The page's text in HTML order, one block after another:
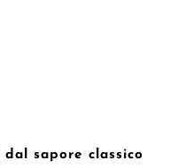
dal sapore classico